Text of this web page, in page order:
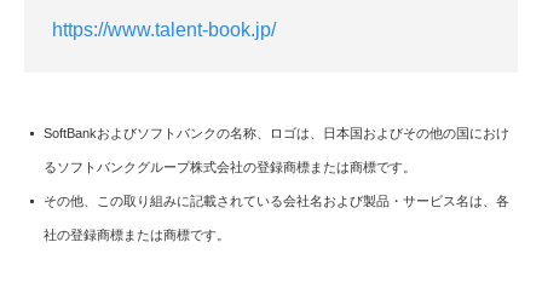
https://www.talent-book.jp/
SoftBankおよびソフトバンクの名称、ロゴは、日本国およびその他の国におけ
るソフトバンクグループ株式会社の登録商標または商標です。
その他、この取り組みに記載されている会社名および製品・サービス名は、各
社の登録商標または商標です。